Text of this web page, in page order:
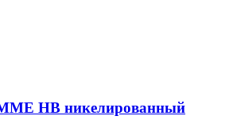
HB никелированный